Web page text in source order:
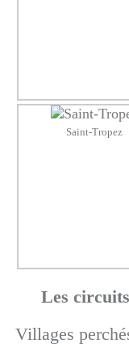
Saint-Tropez
Les
Villages